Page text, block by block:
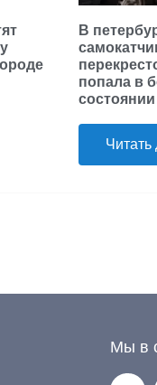
В
попала в
состоянии
Читать
Мы в